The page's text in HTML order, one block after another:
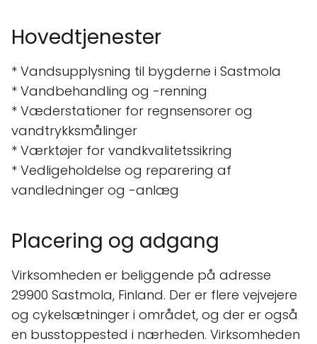
Hovedtjenester
* Vandsupplysning til bygderne i Sastmola
* Vandbehandling og -renning
* Væderstationer for regnsensorer og
vandtrykksmålinger
* Værktøjer for vandkvalitetssikring
* Vedligeholdelse og reparering af
vandledninger og -anlæg
Placering og adgang
Virksomheden er beliggende på adresse
29900 Sastmola, Finland. Der er flere vejvejere
og cykelsætninger i området, og der er også
en busstoppested i nærheden. Virksomheden